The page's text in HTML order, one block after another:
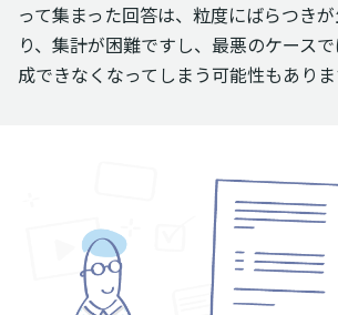
って集まった回答は、粒度にばらつき
り、集計が困難ですし、最悪のケース
成できなくなってしまう可能性もありま